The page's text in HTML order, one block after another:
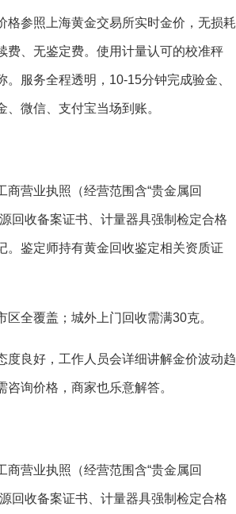
格参照上海黄金交易所实时金价，无损耗
费、无鉴定费。使用计量认可的校准秤
。服务全程透明，10-15分钟完成验金、
微信、支付宝当场到账。
商营业执照（经营范围含“贵金属回
回收备案证书、计量器具强制检定合格
。鉴定师持有黄金回收鉴定相关资质证
区全覆盖；城外上门回收需满30克。
度良好，工作人员会详细讲解金价波动趋
询价格，商家也乐意解答。
商营业执照（经营范围含“贵金属回
回收备案证书、计量器具强制检定合格